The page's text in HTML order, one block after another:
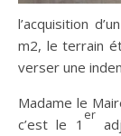
l’acquisition
m2, le terrain
verser une
Madame le
c’est le 1
er